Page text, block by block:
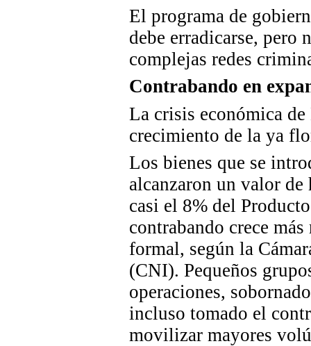
El programa de
debe erradicarse, pero
complejas redes
Contrabando en
La crisis económica
crecimiento de la ya
Los bienes que se
alcanzaron un valor
casi el 8% del
contrabando crece
formal, según la
(CNI). Pequeños
operaciones,
incluso tomado el
movilizar mayores